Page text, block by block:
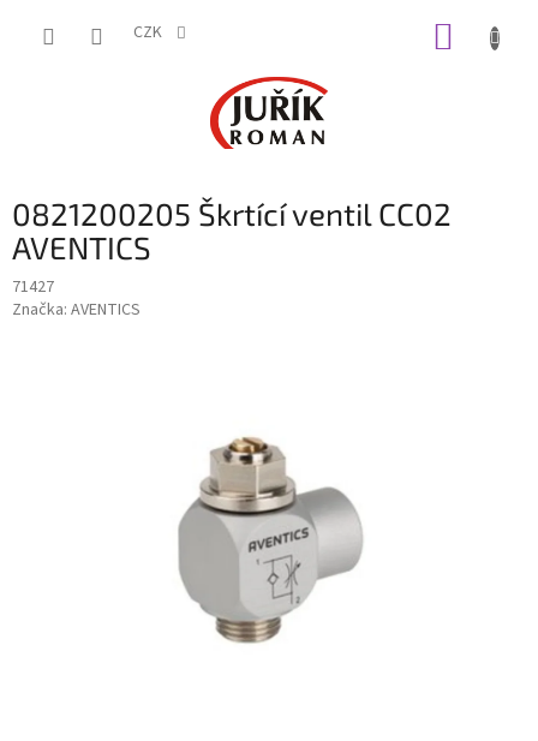
CZK
0821200205 Škrtící ventil CC02
AVENTICS
71427
Značka: AVENTICS